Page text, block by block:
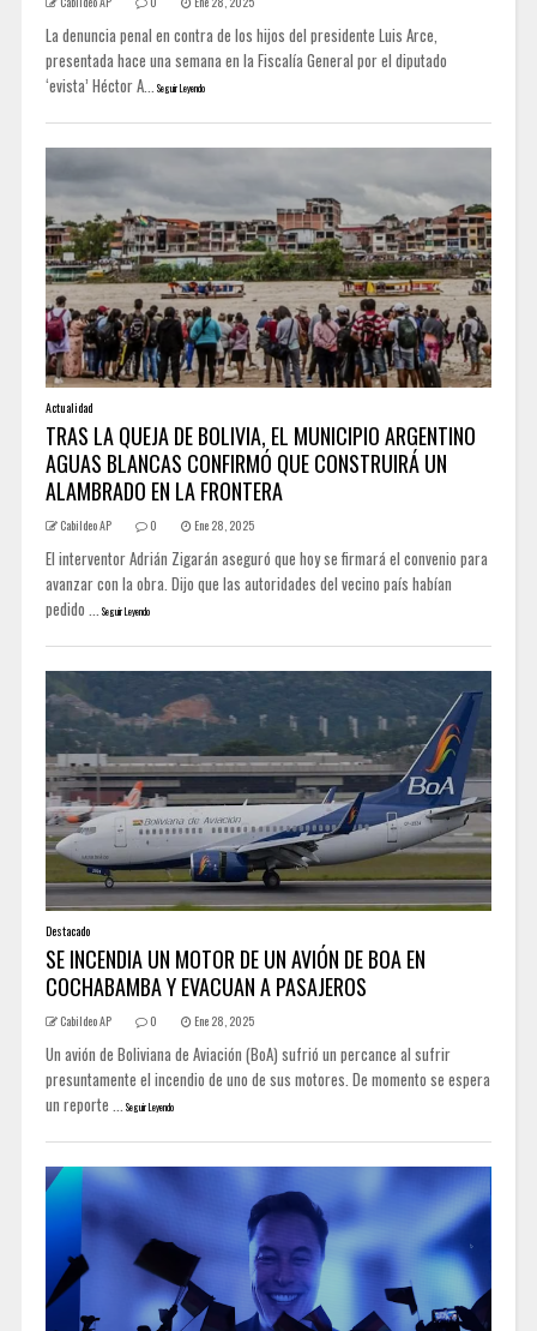
La denuncia penal en contra de los hijos del presidente Luis Arce,
presentada hace una semana en la Fiscalía General por el diputado
‘evista’ Héctor A... Seguir Leyendo
Actualidad
TRAS LA QUEJA DE BOLIVIA, EL MUNICIPIO ARGENTINO
AGUAS BLANCAS CONFIRMÓ QUE CONSTRUIRÁ UN
ALAMBRADO EN LA FRONTERA
Cabildeo AP 0 Ene 28, 2025
El interventor Adrián Zigarán aseguró que hoy se firmará el convenio para
avanzar con la obra. Dijo que las autoridades del vecino país habían
pedido ... Seguir Leyendo
Destacado
SE INCENDIA UN MOTOR DE UN AVIÓN DE BOA EN
COCHABAMBA Y EVACUAN A PASAJEROS
Cabildeo AP 0 Ene 28, 2025
Un avión de Boliviana de Aviación (BoA) sufrió un percance al sufrir
presuntamente el incendio de uno de sus motores. De momento se espera
un reporte ... Seguir Leyendo